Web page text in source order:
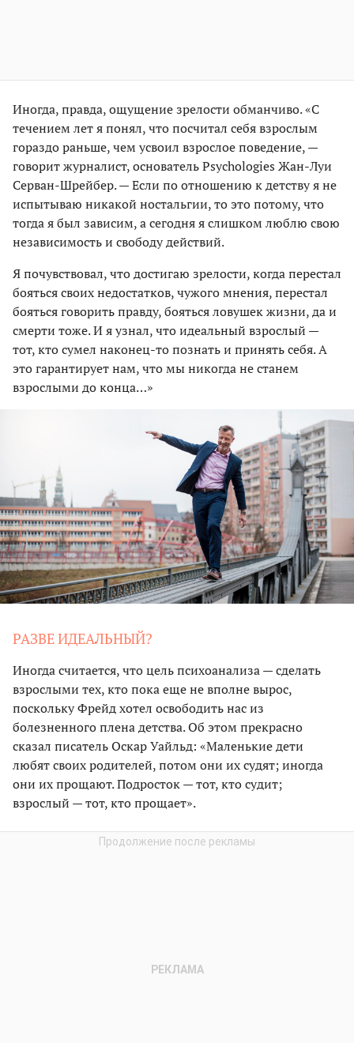
Иногда, правда, ощущение зрелости обманчиво. «С
течением лет я понял, что посчитал себя взрослым
гораздо раньше, чем усвоил взрослое поведение, —
говорит журналист, основатель Psychologies Жан-Луи
Серван-Шрейбер. — Если по отношению к детству я не
испытываю никакой ностальгии, то это потому, что
тогда я был зависим, а сегодня я слишком люблю свою
независимость и свободу действий.
Я почувствовал, что достигаю зрелости, когда перестал
бояться своих недостатков, чужого мнения, перестал
бояться говорить правду, бояться ловушек жизни, да и
смерти тоже. И я узнал, что идеальный взрослый —
тот, кто сумел наконец-то познать и принять себя. А
это гарантирует нам, что мы никогда не станем
взрослыми до конца…»
РАЗВЕ ИДЕАЛЬНЫЙ?
Иногда считается, что цель психоанализа — сделать
взрослыми тех, кто пока еще не вполне вырос,
поскольку Фрейд хотел освободить нас из
болезненного плена детства. Об этом прекрасно
сказал писатель Оскар Уайльд: «Маленькие дети
любят своих родителей, потом они их судят; иногда
они их прощают. Подросток — тот, кто судит;
взрослый — тот, кто прощает».